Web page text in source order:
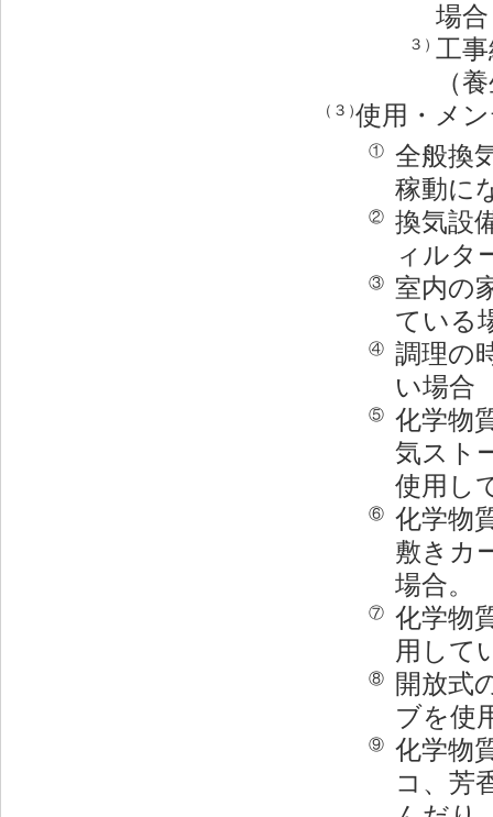
場合
３）工
（
（３）使用・メ
①
全般換
稼動に
②
換気設
ィルタ
③
室内の
ている
④
調理の
い場合
⑤
化学物
気スト
使用し
⑥
化学物
敷きカ
場合。
⑦
化学物
用して
⑧
開放式
ブを使
⑨
化学物
コ、芳